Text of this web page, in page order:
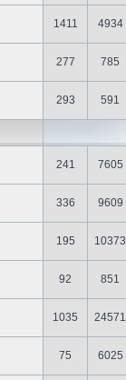
1411 4934
277 785
293 591
241 7605
336 9609
195 10373
92 851
1035 24571
75 6025